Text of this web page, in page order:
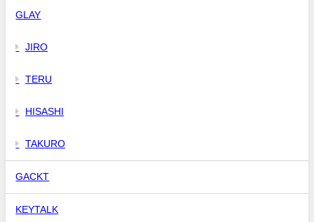
GLAY
JIRO
TERU
HISASHI
TAKURO
GACKT
KEYTALK